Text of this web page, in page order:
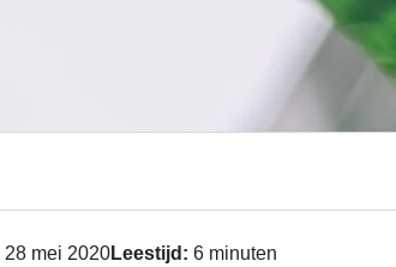
28 mei 2020Leestijd: 6 minuten